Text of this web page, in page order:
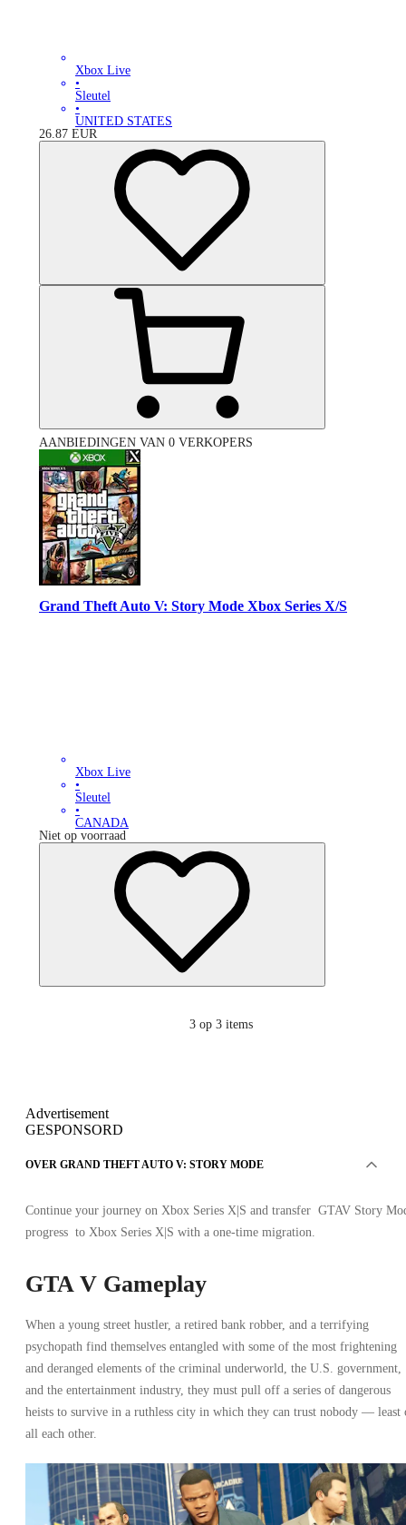
Xbox Live
•
Sleutel
•
UNITED STATES
26.87 EUR
AANBIEDINGEN VAN 0 VERKOPERS
Grand Theft Auto V: Story Mode Xbox Series X/S
Xbox Live
•
Sleutel
•
CANADA
Niet op voorraad
3 op 3 items
Advertisement
GESPONSORD
OVER GRAND THEFT AUTO V: STORY MODE
Continue your journey on Xbox Series X|S and transfer GTAV Story
progress to Xbox Series X|S with a one-time migration.
GTA V Gameplay
When a young street hustler, a retired bank robber, and a terrifying
psychopath find themselves entangled with some of the most frightening
and deranged elements of the criminal underworld, the U.S. government,
and the entertainment industry, they must pull off a series of dangerous
heists to survive in a ruthless city in which they can trust nobody — least
all each other.